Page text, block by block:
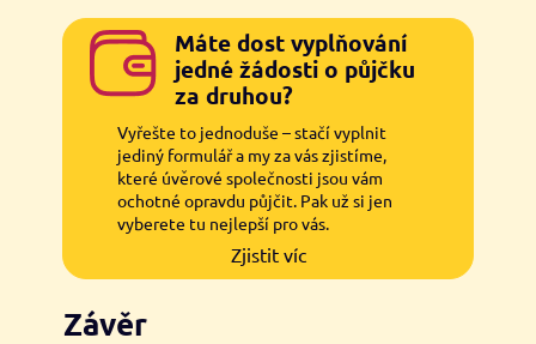
Máte dost vyplňování
jedné žádosti o půjčku
za druhou?
Vyřešte to jednoduše – stačí vyplnit
jediný formulář a my za vás zjistíme,
které úvěrové společnosti jsou vám
ochotné opravdu půjčit. Pak už si jen
vyberete tu nejlepší pro vás.
Zjistit víc
Závěr